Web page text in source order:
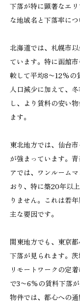
下落が特に顕著なエ
な地域名と下落率に
北海道では、札幌市
ています。特に函館
較して平均8〜12%の
人口減少に加えて、
し、より賃料の安い
ます。
東北地方では、仙台
が強まっています。
アでは、ワンルーム
おり、特に築20年以
りません。これは若
主な要因です。
関東地方でも、東京
下落が見られます。
リモートワークの定
で3〜6%の賃料下落
物件では、都心への